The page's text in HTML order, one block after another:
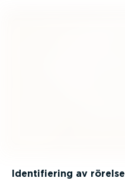
Identi­fi­ering av rörelse